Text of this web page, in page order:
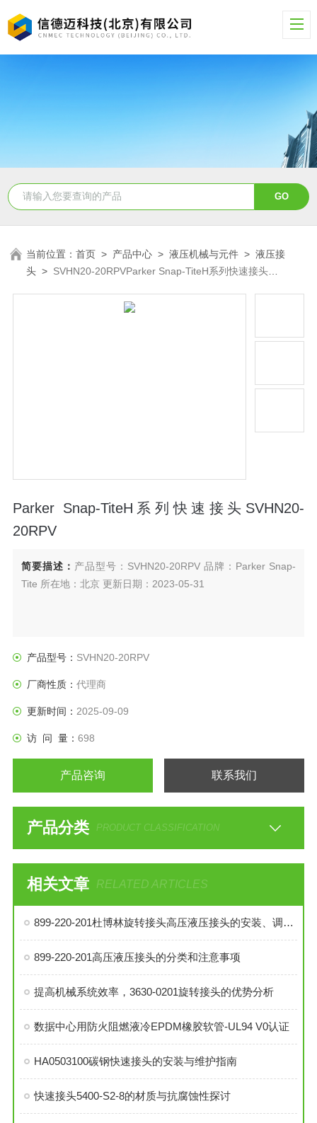
当前位置：首页 > 产品中心 >液压机械与元件 >液压接
头 > SVHN20-20RPVParker Snap-TiteH系列快速接头
Parker Snap-TiteH系列快速接头SVHN20-
20RPV
简要描述： 产品型号：SVHN20-20RPV 品牌：Parker Snap-
Tite 所在地：北京 更新日期：2023-05-31
产品型号： SVHN20-20RPV
厂商性质： 代理商
更新时间： 2025-09-09
访 问 量： 698
产品咨询 联系我们
产品分类 PRODUCT CLASSIFICATION
相关文章 RELATED ARTICLES
899-220-201杜博林旋转接头高压液压接头的安装、调试与维护技巧
899-220-201高压液压接头的分类和注意事项
提高机械系统效率，3630-0201旋转接头的优势分析
数据中心用防火阻燃液冷EPDM橡胶软管-UL94 V0认证
HA0503100碳钢快速接头的安装与维护指南
快速接头5400-S2-8的材质与抗腐蚀性探讨